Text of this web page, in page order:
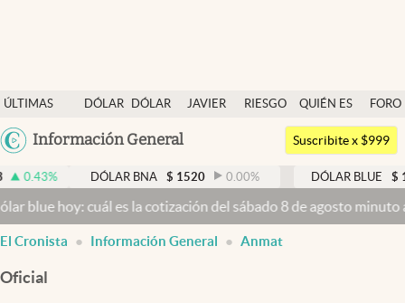
ÚLTIMAS
NOTICIAS
DÓLAR
DÓLAR
JAVIER
RIESGO
QUIÉN ES
QUIÉN
FORO
Argentina
México
Información General
Dólar
Members
Economía y Política
Finanzas y Mercados
Mercados Online
Negocios
Suscribite x $999
DÓLAR BNA $ 1520 0.00% DÓLAR BLUE $ 1525 -
cuál es la cotización del sábado 8 de agosto minuto a minuto
El Cronista Información General Anmat
Oficial